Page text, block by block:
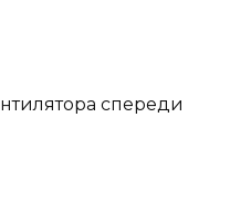
спереди